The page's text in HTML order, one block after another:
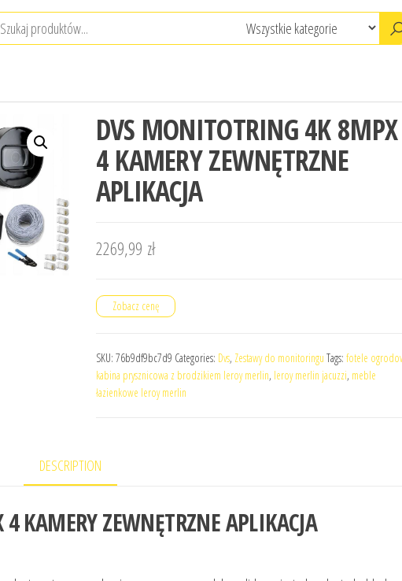
DVS MONITOTRING 4K 8MPX
4 KAMERY ZEWNĘTRZNE
APLIKACJA
2269,99 zł
Zobacz cenę
SKU: 76b9df9bc7d9 Categories: Dvs, Zestawy do monitoringu Tags: fotele
kabina prysznicowa z brodzikiem leroy merlin, leroy merlin jacuzzi, meble
łazienkowe leroy merlin
DESCRIPTION
KAMERY ZEWNĘTRZNE APLIKACJA